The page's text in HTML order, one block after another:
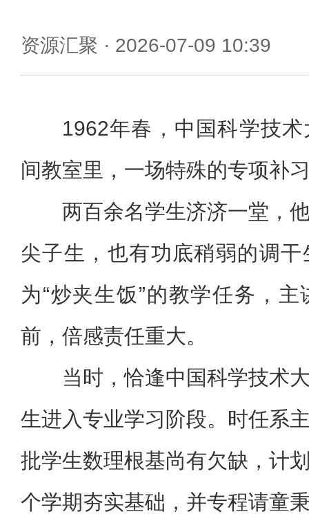
资源汇聚 · 2026-07-09 10:39
1962年春，中国科学技
间教室里，一场特殊的专项补
两百余名学生济济一堂，
尖子生，也有功底稍弱的调干
为“炒夹生饭”的教学任务，
前，倍感责任重大。
当时，恰逢中国科学技术
生进入专业学习阶段。时任系
批学生数理根基尚有欠缺，计
个学期夯实基础，并专程请童